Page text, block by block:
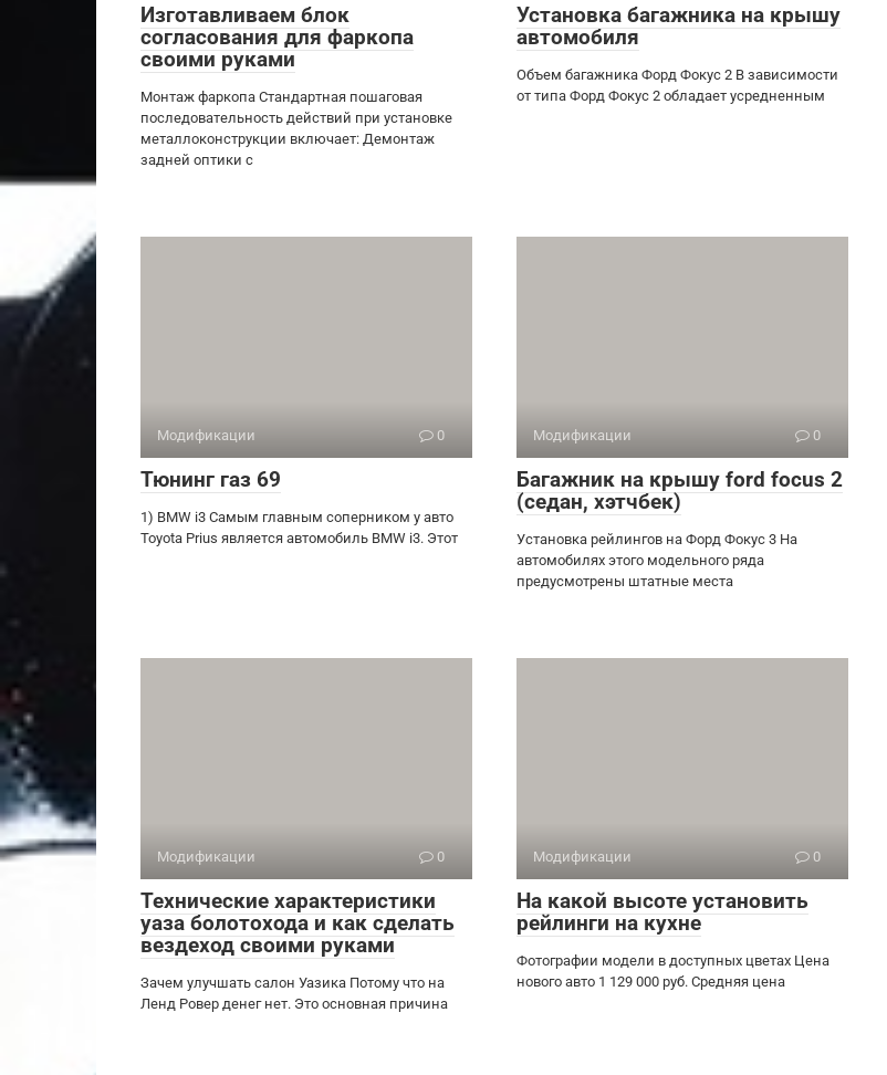
Изготавливаем блок
согласования для фаркопа
своими руками
Монтаж фаркопа Стандартная пошаговая
последовательность действий при установке
металлоконструкции включает: Демонтаж
задней оптики с
Установка багажника на крышу
автомобиля
Объем багажника Форд Фокус 2 В зависимости
от типа Форд Фокус 2 обладает усредненным
Модификации 0
Тюнинг газ 69
1) BMW i3 Самым главным соперником у авто
Toyota Prius является автомобиль BMW i3. Этот
Модификации 0
Багажник на крышу ford focus 2
(седан, хэтчбек)
Установка рейлингов на Форд Фокус 3 На
автомобилях этого модельного ряда
предусмотрены штатные места
Модификации 0
Технические характеристики
уаза болотохода и как сделать
вездеход своими руками
Зачем улучшать салон Уазика Потому что на
Ленд Ровер денег нет. Это основная причина
Модификации 0
На какой высоте установить
рейлинги на кухне
Фотографии модели в доступных цветах Цена
нового авто 1 129 000 руб. Средняя цена